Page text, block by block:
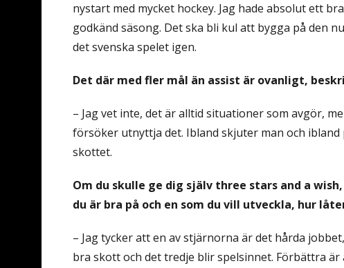
nystart med mycket hockey. Jag hade absolut ett
godkänd säsong. Det ska bli kul att bygga på den
det svenska spelet igen.
Det där med fler mål än assist är ovanligt,
– Jag vet inte, det är alltid situationer som avgör,
försöker utnyttja det. Ibland skjuter man och
skottet.
Om du skulle ge dig själv three stars and a
du är bra på och en som du vill utveckla, hur
– Jag tycker att en av stjärnorna är det hårda
bra skott och det tredje blir spelsinnet. Förbättra